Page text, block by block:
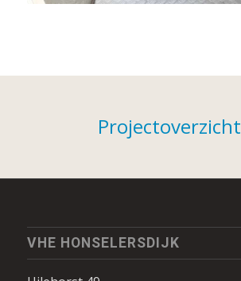
Projectoverzicht
VHE HONSELERSDIJK